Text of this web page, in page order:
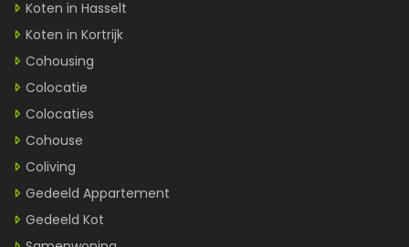
Koten in Hasselt
Koten in Kortrijk
Cohousing
Colocatie
Colocaties
Cohouse
Coliving
Gedeeld Appartement
Gedeeld Kot